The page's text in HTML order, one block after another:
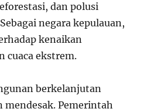
dan polusi
negara kepulauan,
kenaikan
cuaca ekstrem.
berkelanjutan
Pemerintah